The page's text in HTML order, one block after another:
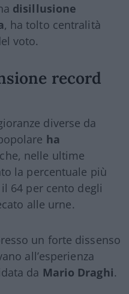
disillusione
, ha tolto centralità
voto.
record
diverse da
ha
che, nelle ultime
la percentuale più
64 per cento degli
alle urne.
un forte dissenso
all’esperienza
da Mario Draghi.